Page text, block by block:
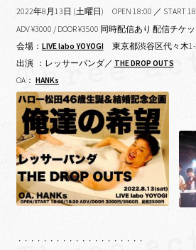
2022年8月13日 (土曜日) OPEN 18:00 ／ START
ADV ¥3000 / DOOR ¥3500 同時配信あり 配信チケ
会場： LIVE labo YOYOGI東京都渋谷区代々木1-
出演 ：レッサーパンダ／ THE DROP OUTS
OA： HANKs
・・・・・・・・・・・・・・・・・・・・